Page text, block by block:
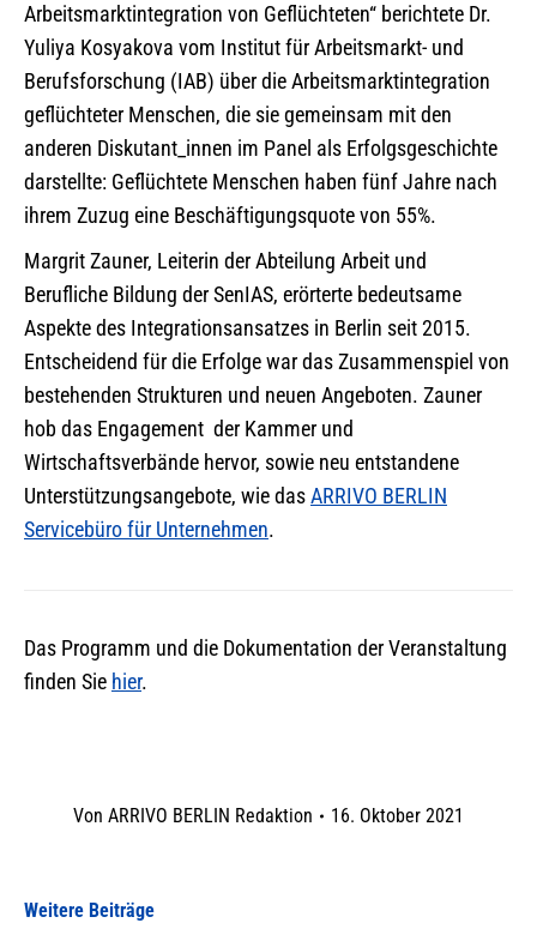
Arbeitsmarktintegration von Geflüchteten“ berichtete Dr.
Yuliya Kosyakova vom Institut für Arbeitsmarkt- und
Berufsforschung (IAB) über die Arbeitsmarktintegration
geflüchteter Menschen, die sie gemeinsam mit den
anderen Diskutant_innen im Panel als Erfolgsgeschichte
darstellte: Geflüchtete Menschen haben fünf Jahre nach
ihrem Zuzug eine Beschäftigungsquote von 55%.
Margrit Zauner, Leiterin der Abteilung Arbeit und
Berufliche Bildung der SenIAS, erörterte bedeutsame
Aspekte des Integrationsansatzes in Berlin seit 2015.
Entscheidend für die Erfolge war das Zusammenspiel von
bestehenden Strukturen und neuen Angeboten. Zauner
hob das Engagement der Kammer und
Wirtschaftsverbände hervor, sowie neu entstandene
Unterstützungsangebote, wie dasARRIVO BERLIN
Servicebüro für Unternehmen.
Das Programm und die Dokumentation der Veranstaltung
finden Sie hier.
Von ARRIVO BERLIN Redaktion 16. Oktober 2021
Weitere Beiträge